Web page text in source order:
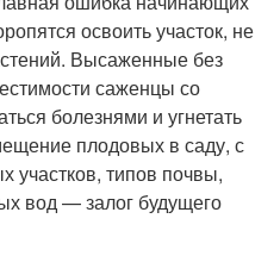
освоить участок, не
Высаженные без
саженцы со
болезнями и угнетать
плодовых в саду, с
участков, типов почвы,
вод — залог будущего